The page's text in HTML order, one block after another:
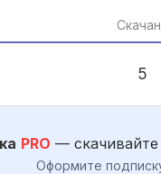
5
PRO —
Оформите